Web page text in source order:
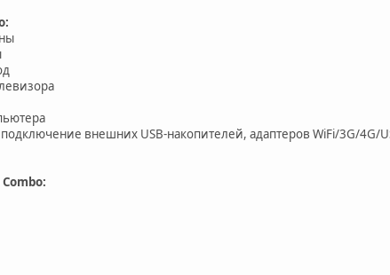
подключение внешних USB-накопителей, адаптеров WiFi/3G/4G/